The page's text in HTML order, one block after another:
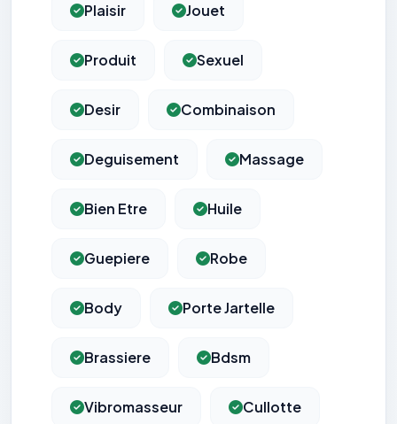
Plaisir Jouet
Produit Sexuel
Desir Combinaison
Deguisement Massage
Bien Etre Huile
Guepiere Robe
Body Porte Jartelle
Brassiere Bdsm
Vibromasseur Cullotte